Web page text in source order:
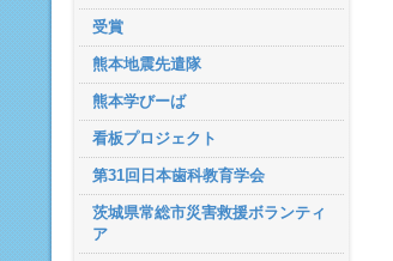
受賞
熊本地震先遣隊
熊本学びーば
看板プロジェクト
第31回日本歯科教育学会
茨城県常総市災害救援ボランティ
ア